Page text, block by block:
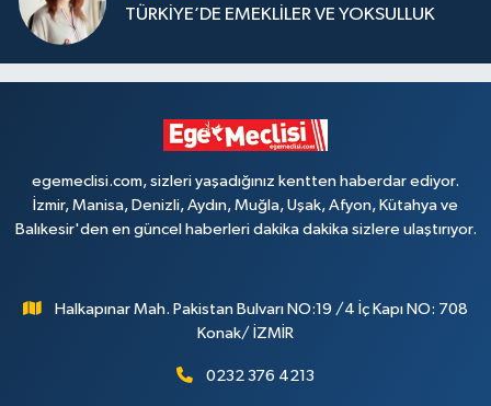
TÜRKİYE’DE EMEKLİLER VE YOKSULLUK
egemeclisi.com, sizleri yaşadığınız kentten haberdar ediyor.
İzmir, Manisa, Denizli, Aydın, Muğla, Uşak, Afyon, Kütahya ve
Balıkesir'den en güncel haberleri dakika dakika sizlere ulaştırıyor.
Halkapınar Mah. Pakistan Bulvarı NO:19 /4 İç Kapı NO: 708
Konak/ İZMİR
0232 376 4213